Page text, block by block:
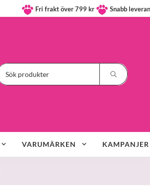
Fri frakt över 799 kr Snabb
VARUMÄRKEN KAMPANJER